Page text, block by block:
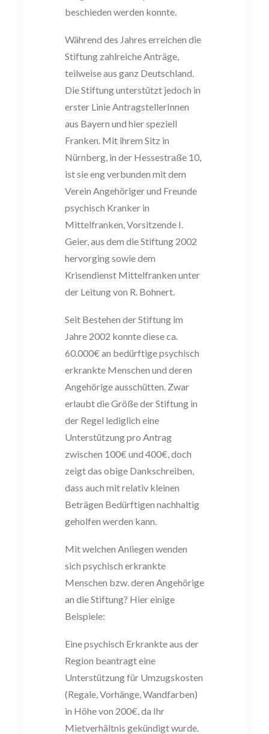
beschieden werden konnte.
Während des Jahres erreichen die
Stiftung zahlreiche Anträge,
teilweise aus ganz Deutschland.
Die Stiftung unterstützt jedoch in
erster Linie AntragstellerInnen
aus Bayern und hier speziell
Franken. Mit ihrem Sitz in
Nürnberg, in der Hessestraße 10,
ist sie eng verbunden mit dem
Verein Angehöriger und Freunde
psychisch Kranker in
Mittelfranken, Vorsitzende I.
Geier, aus dem die Stiftung 2002
hervorging sowie dem
Krisendienst Mittelfranken unter
der Leitung von R. Bohnert.
Seit Bestehen der Stiftung im
Jahre 2002 konnte diese ca.
60.000€ an bedürftige psychisch
erkrankte Menschen und deren
Angehörige ausschütten. Zwar
erlaubt die Größe der Stiftung in
der Regel lediglich eine
Unterstützung pro Antrag
zwischen 100€ und 400€, doch
zeigt das obige Dankschreiben,
dass auch mit relativ kleinen
Beträgen Bedürftigen nachhaltig
geholfen werden kann.
Mit welchen Anliegen wenden
sich psychisch erkrankte
Menschen bzw. deren Angehörige
an die Stiftung? Hier einige
Beispiele:
Eine psychisch Erkrankte aus der
Region beantragt eine
Unterstützung für Umzugskosten
(Regale, Vorhänge, Wandfarben)
in Höhe von 200€, da Ihr
Mietverhältnis gekündigt wurde.